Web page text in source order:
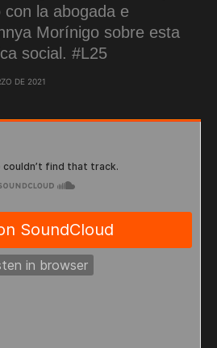
la abogada e
Morínigo sobre esta
social. #L25
DE 2021